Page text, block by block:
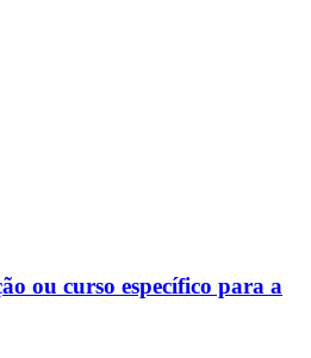
ou curso específico para a